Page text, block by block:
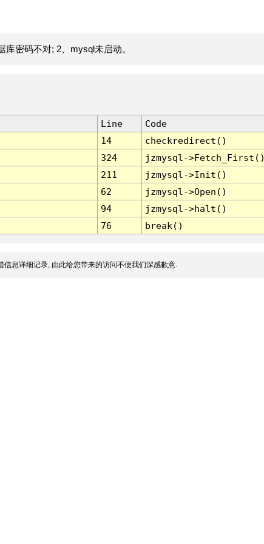
密码不对; 2、mysql未启动。
Line
Code
14
checkredirect()
324
jzmysql-
211
jzmysql->Init()
62
jzmysql->Open()
94
jzmysql->halt()
76 break()
信息详细记录, 由此给您带来的访问不便我们深感歉意.